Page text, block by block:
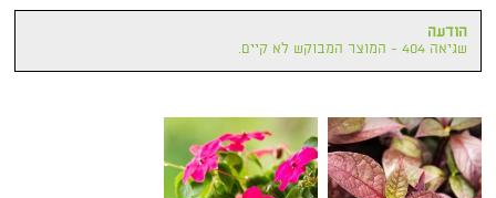
הודעה
שגיאה 404 - המוצר המבוקש לא קיים.